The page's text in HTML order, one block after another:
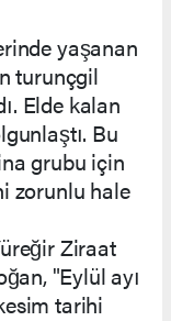
yaşanan
turunçgil
Elde kalan
Bu
grubu için
zorunlu hale
Ziraat
"Eylül ayı
tarihi